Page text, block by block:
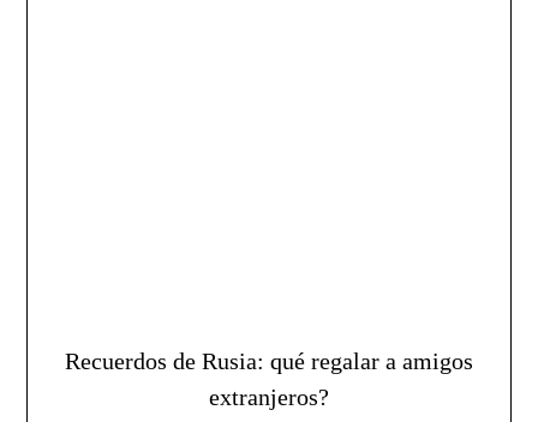
Recuerdos de Rusia: qué regalar a amigos
extranjeros?